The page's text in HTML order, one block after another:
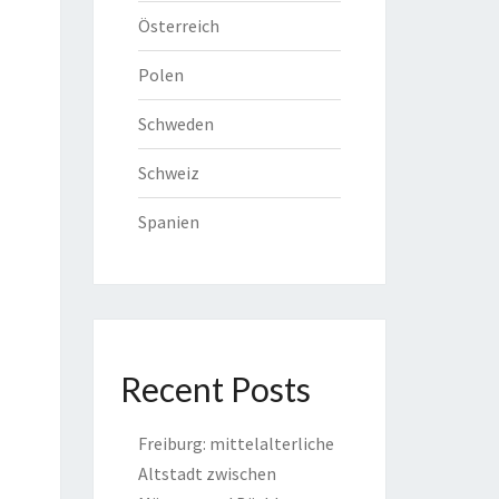
Österreich
Polen
Schweden
Schweiz
Spanien
Recent Posts
Freiburg: mittelalterliche
Altstadt zwischen